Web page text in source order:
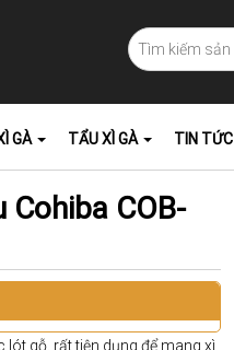
GÀ TẨU XÌ GÀ TIN TỨC
Cohiba COB-
lót gỗ, rất tiện dụng để mang xì